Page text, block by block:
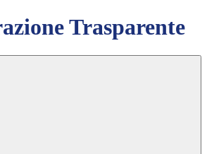
Trasparente